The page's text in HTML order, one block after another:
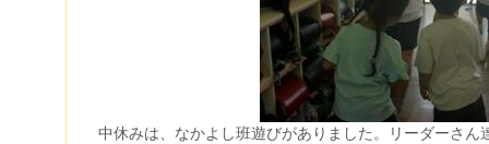
中休みは、なかよし班遊びがありました。リーダーさ